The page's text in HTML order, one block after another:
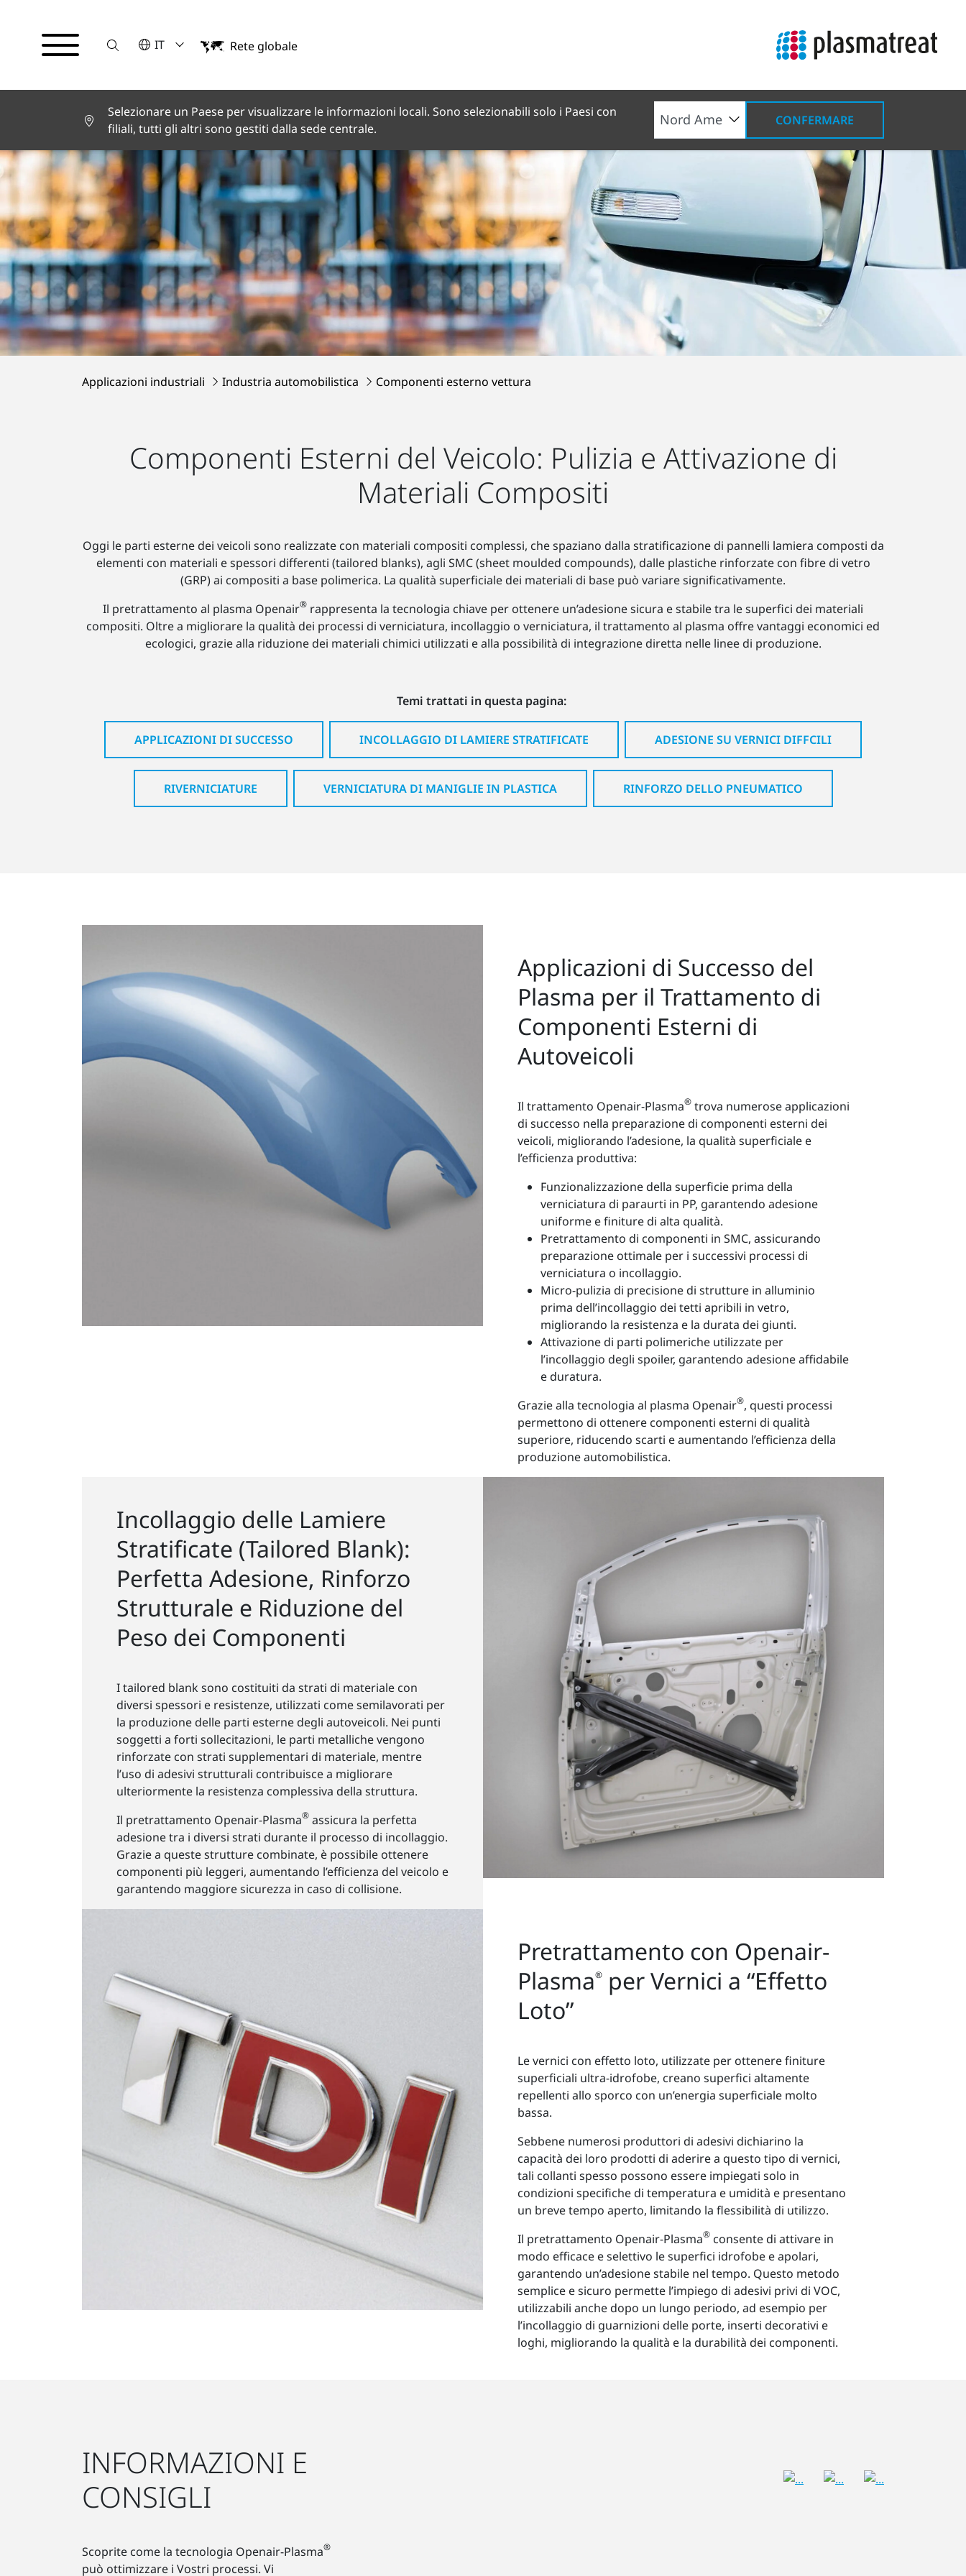
SucheVELEZIONA UNA LINGUA
IT
English
Español
Français
Italiano
Türkçe
한국어
中文
Rete globale
Selezionare un Paese per visualizzare le informazioni locali. Sono selezionabili solo i Paesi con
filiali, tutti gli altri sono gestiti dalla sede centrale.
CONFERMARE
Applicazioni industriali Industria automobilistica Componenti esterno vettura
Componenti Esterni del Veicolo: Pulizia e Attivazione di
Materiali Compositi
Oggi le parti esterne dei veicoli sono realizzate con materiali compositi complessi, che spaziano dalla stratificazione di pannelli lamiera composti da
elementi con materiali e spessori differenti (tailored blanks), agli SMC (sheet moulded compounds), dalle plastiche rinforzate con fibre di vetro
(GRP) ai compositi a base polimerica. La qualità superficiale dei materiali di base può variare significativamente.
Il pretrattamento al plasma Openair® rappresenta la tecnologia chiave per ottenere un’adesione sicura e stabile tra le superfici dei materiali
compositi. Oltre a migliorare la qualità dei processi di verniciatura, incollaggio o verniciatura, il trattamento al plasma offre vantaggi economici ed
ecologici, grazie alla riduzione dei materiali chimici utilizzati e alla possibilità di integrazione diretta nelle linee di produzione.
Temi trattati in questa pagina:
APPLICAZIONI DI SUCCESSO INCOLLAGGIO DI LAMIERE STRATIFICATE ADESIONE SU VERNICI DIFFCILI
RIVERNICIATURE VERNICIATURA DI MANIGLIE IN PLASTICA RINFORZO DELLO PNEUMATICO
Applicazioni di Successo del
Plasma per il Trattamento di
Componenti Esterni di
Autoveicoli
Il trattamento Openair-Plasma® trova numerose applicazioni
di successo nella preparazione di componenti esterni dei
veicoli, migliorando l’adesione, la qualità superficiale e
l’efficienza produttiva:
Funzionalizzazione della superficie prima della
verniciatura di paraurti in PP, garantendo adesione
uniforme e finiture di alta qualità.
Pretrattamento di componenti in SMC, assicurando
preparazione ottimale per i successivi processi di
verniciatura o incollaggio.
Micro-pulizia di precisione di strutture in alluminio
prima dell’incollaggio dei tetti apribili in vetro,
migliorando la resistenza e la durata dei giunti.
Attivazione di parti polimeriche utilizzate per
l’incollaggio degli spoiler, garantendo adesione affidabile
e duratura.
Grazie alla tecnologia al plasma Openair®, questi processi
permettono di ottenere componenti esterni di qualità
superiore, riducendo scarti e aumentando l’efficienza della
produzione automobilistica.
Incollaggio delle Lamiere
Stratificate (Tailored Blank):
Perfetta Adesione, Rinforzo
Strutturale e Riduzione del
Peso dei Componenti
I tailored blank sono costituiti da strati di materiale con
diversi spessori e resistenze, utilizzati come semilavorati per
la produzione delle parti esterne degli autoveicoli. Nei punti
soggetti a forti sollecitazioni, le parti metalliche vengono
rinforzate con strati supplementari di materiale, mentre
l’uso di adesivi strutturali contribuisce a migliorare
ulteriormente la resistenza complessiva della struttura.
Il pretrattamento Openair-Plasma® assicura la perfetta
adesione tra i diversi strati durante il processo di incollaggio.
Grazie a queste strutture combinate, è possibile ottenere
componenti più leggeri, aumentando l’efficienza del veicolo e
garantendo maggiore sicurezza in caso di collisione.
Pretrattamento con Openair-
Plasma® per Vernici a “Effetto
Loto”
Le vernici con effetto loto, utilizzate per ottenere finiture
superficiali ultra-idrofobe, creano superfici altamente
repellenti allo sporco con un’energia superficiale molto
bassa.
Sebbene numerosi produttori di adesivi dichiarino la
capacità dei loro prodotti di aderire a questo tipo di vernici,
tali collanti spesso possono essere impiegati solo in
condizioni specifiche di temperatura e umidità e presentano
un breve tempo aperto, limitando la flessibilità di utilizzo.
Il pretrattamento Openair-Plasma® consente di attivare in
modo efficace e selettivo le superfici idrofobe e apolari,
garantendo un’adesione stabile nel tempo. Questo metodo
semplice e sicuro permette l’impiego di adesivi privi di VOC,
utilizzabili anche dopo un lungo periodo, ad esempio per
l’incollaggio di guarnizioni delle porte, inserti decorativi e
loghi, migliorando la qualità e la durabilità dei componenti.
INFORMAZIONI E
CONSIGLI
Scoprite come la tecnologia Openair-Plasma®
può ottimizzare i Vostri processi. Vi